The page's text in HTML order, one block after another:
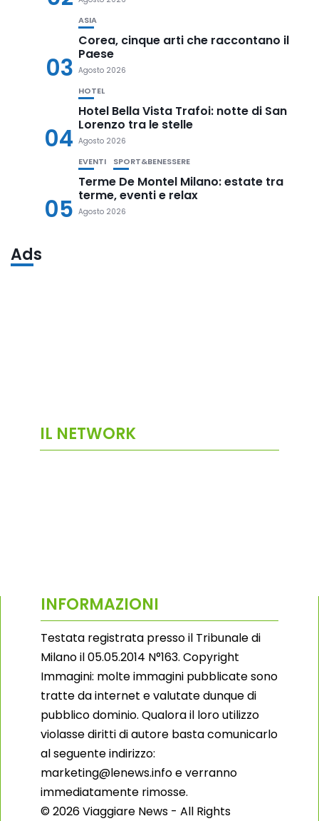
03
ASIA
Corea, cinque arti che raccontano il
Paese
Agosto 2026
04
HOTEL
Hotel Bella Vista Trafoi: notte di San
Lorenzo tra le stelle
Agosto 2026
05
EVENTI SPORT&BENESSERE
Terme De Montel Milano: estate tra
terme, eventi e relax
Agosto 2026
Ads
IL NETWORK
INFORMAZIONI
Testata registrata presso il Tribunale di
Milano il 05.05.2014 N°163. Copyright
Immagini: molte immagini pubblicate sono
tratte da internet e valutate dunque di
pubblico dominio. Qualora il loro utilizzo
violasse diritti di autore basta comunicarlo
al seguente indirizzo:
marketing@lenews.info e verranno
immediatamente rimosse.
© 2026 Viaggiare News - All Rights